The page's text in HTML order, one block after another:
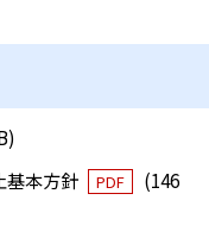
本方針
PDF
(146